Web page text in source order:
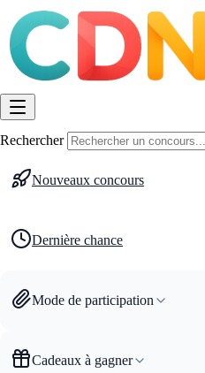
Rechercher
Nouveaux concours
Dernière chance
Mode de participation
Cadeaux à gagner